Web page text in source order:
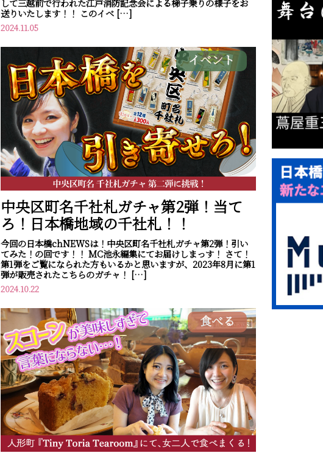
して三越前で行われた江戸消防記念会による梯子乗りの様子をお
送りいたします！！ このイベ […]
2024.11.05
イベント
中央区町名千社札ガチャ第2弾！当て
ろ！日本橋地域の千社札！！
今回の日本橋chNEWSは！中央区町名千社札ガチャ第2弾！引い
てみた！の回です！！ MC池永編集にてお届けしまっす！ さて！
第1弾をご覧になられた方もいるかと思いますが、2023年8月に第1
弾が販売されたこちらのガチャ！ […]
2024.10.22
食べる